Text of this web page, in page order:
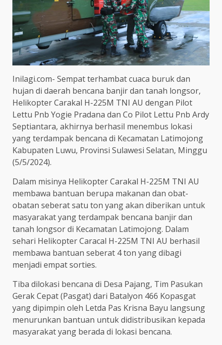
Inilagi.com- Sempat terhambat cuaca buruk dan
hujan di daerah bencana banjir dan tanah longsor,
Helikopter Carakal H-225M TNI AU dengan Pilot
Lettu Pnb Yogie Pradana dan Co Pilot Lettu Pnb Ardy
Septiantara, akhirnya berhasil menembus lokasi
yang terdampak bencana di Kecamatan Latimojong
Kabupaten Luwu, Provinsi Sulawesi Selatan, Minggu
(5/5/2024).
Dalam misinya Helikopter Carakal H-225M TNI AU
membawa bantuan berupa makanan dan obat-
obatan seberat satu ton yang akan diberikan untuk
masyarakat yang terdampak bencana banjir dan
tanah longsor di Kecamatan Latimojong. Dalam
sehari Helikopter Caracal H-225M TNI AU berhasil
membawa bantuan seberat 4 ton yang dibagi
menjadi empat sorties.
Tiba dilokasi bencana di Desa Pajang, Tim Pasukan
Gerak Cepat (Pasgat) dari Batalyon 466 Kopasgat
yang dipimpin oleh Letda Pas Krisna Bayu langsung
menurunkan bantuan untuk didistribusikan kepada
masyarakat yang berada di lokasi bencana.